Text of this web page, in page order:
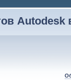
Autodesk